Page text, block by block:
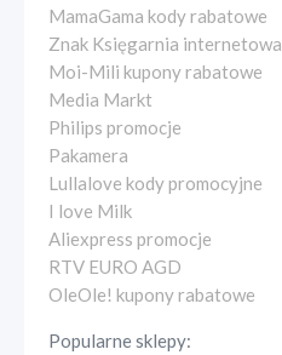
MamaGama kody rabatowe
Znak Księgarnia internetowa
Moi-Mili kupony rabatowe
Media Markt
Philips promocje
Pakamera
Lullalove kody promocyjne
I love Milk
Aliexpress promocje
RTV EURO AGD
OleOle! kupony rabatowe
Popularne sklepy: